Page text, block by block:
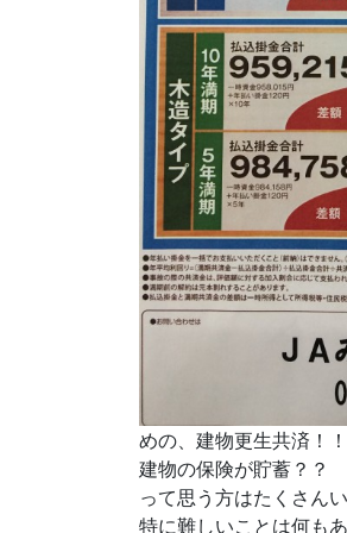
めの、建物更生共済！！
建物の保険が貯蓄？？
って思う方はたくさん
特に難しいことは何も